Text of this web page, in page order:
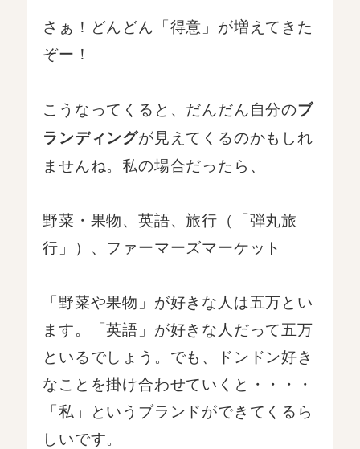
さぁ！どんどん「得意」が増えてきた
ぞー！
こうなってくると、だんだん自分のブ
ランディングが見えてくるのかもしれ
ませんね。私の場合だったら、
野菜・果物、英語、旅行（「弾丸旅
行」）、ファーマーズマーケット
「野菜や果物」が好きな人は五万とい
ます。「英語」が好きな人だって五万
といるでしょう。でも、ドンドン好き
なことを掛け合わせていくと・・・・
「私」というブランドができてくるら
しいです。